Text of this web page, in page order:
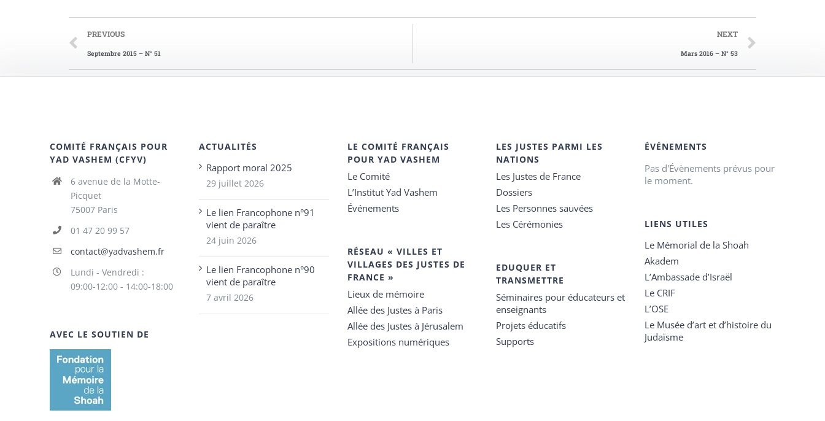
PREVIOUS
Septembre 2015 – N° 51
NEXT
Mars 2016 – N° 53
COMITÉ FRANÇAIS POUR
YAD VASHEM (CFYV)
6 avenue de la Motte-
Picquet
75007 Paris
01 47 20 99 57
contact@yadvashem.fr
Lundi - Vendredi :
09:00-12:00 - 14:00-18:00
AVEC LE SOUTIEN DE
ACTUALITÉS
Rapport moral 2025
29 juillet 2026
Le lien Francophone n°91
vient de paraître
24 juin 2026
Le lien Francophone n°90
vient de paraître
7 avril 2026
LE COMITÉ FRANÇAIS
POUR YAD VASHEM
Le Comité
L’Institut Yad Vashem
Événements
RÉSEAU « VILLES ET
VILLAGES DES JUSTES DE
FRANCE »
Lieux de mémoire
Allée des Justes à Paris
Allée des Justes à Jérusalem
Expositions numériques
LES JUSTES PARMI LES
NATIONS
Les Justes de France
Dossiers
Les Personnes sauvées
Les Cérémonies
EDUQUER ET
TRANSMETTRE
Séminaires pour éducateurs et
enseignants
Projets éducatifs
Supports
ÉVÉNEMENTS
Pas d'Évènements prévus pour
le moment.
LIENS UTILES
Le Mémorial de la Shoah
Akadem
L’Ambassade d’Israël
Le CRIF
L’OSE
Le Musée d’art et d’histoire du
Judaïsme